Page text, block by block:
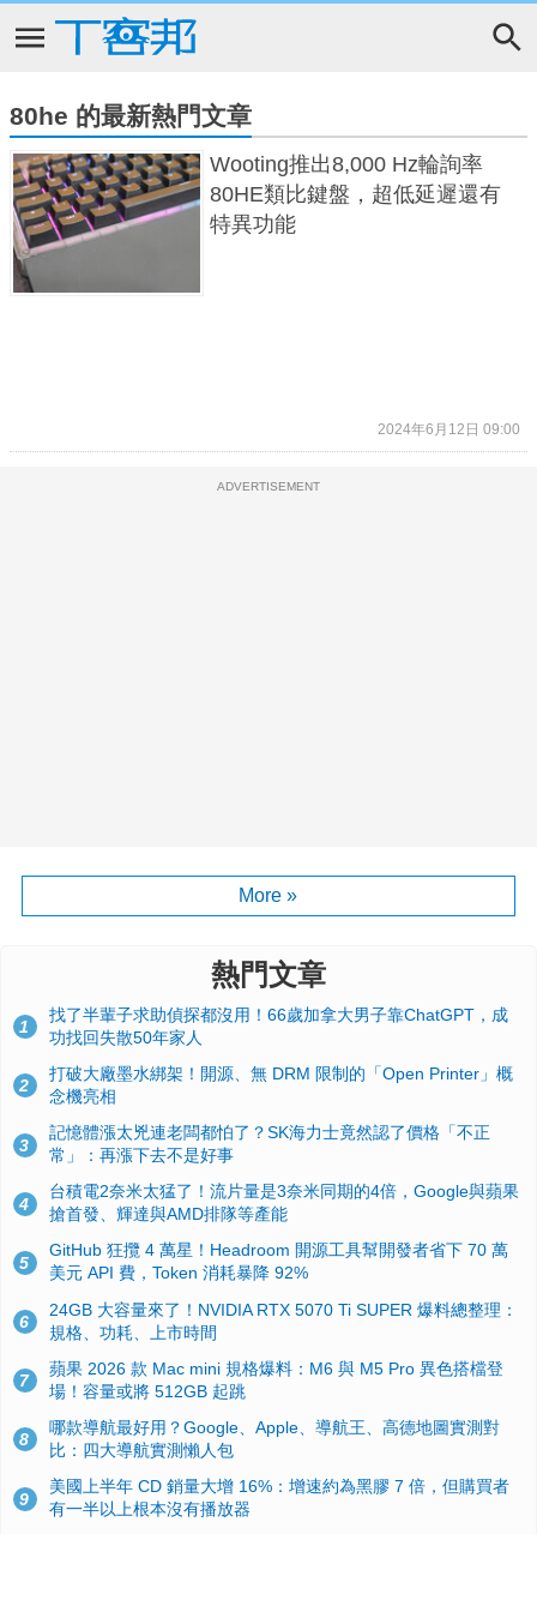
80he 的最新熱門文章
Wooting推出8,000 Hz輪詢率
80HE類比鍵盤，超低延遲還有
特異功能
2024年6月12日 09:00
ADVERTISEMENT
More »
熱門文章
1
找了半輩子求助偵探都沒用！66歲加拿大男子靠ChatGPT，成
功找回失散50年家人
2
打破大廠墨水綁架！開源、無 DRM 限制的「Open Printer」概
念機亮相
3
記憶體漲太兇連老闆都怕了？SK海力士竟然認了價格「不正
常」：再漲下去不是好事
4
台積電2奈米太猛了！流片量是3奈米同期的4倍，Google與蘋果
搶首發、輝達與AMD排隊等產能
5
GitHub 狂攬 4 萬星！Headroom 開源工具幫開發者省下 70 萬
美元 API 費，Token 消耗暴降 92%
6
24GB 大容量來了！NVIDIA RTX 5070 Ti SUPER 爆料總整理：
規格、功耗、上市時間
7
蘋果 2026 款 Mac mini 規格爆料：M6 與 M5 Pro 異色搭檔登
場！容量或將 512GB 起跳
8
哪款導航最好用？Google、Apple、導航王、高德地圖實測對
比：四大導航實測懶人包
9
美國上半年 CD 銷量大增 16%：增速約為黑膠 7 倍，但購買者
有一半以上根本沒有播放器